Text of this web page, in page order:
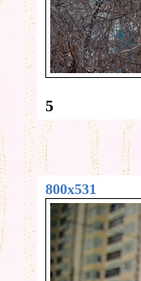
5
800x531